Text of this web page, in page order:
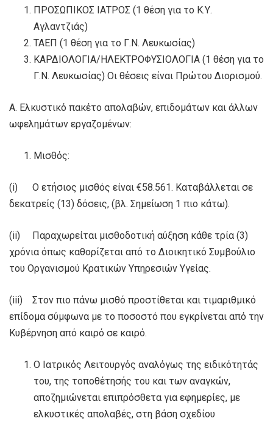
ΠΡΟΣΩΠΙΚΟΣ ΙΑΤΡΟΣ (1 θέση για το Κ.Υ.
Αγλαντζιάς)
ΤΑΕΠ (1 θέση για το Γ.Ν. Λευκωσίας)
ΚΑΡΔΙΟΛΟΓΙΑ/ΗΛΕΚΤΡΟΦΥΣΙΟΛΟΓΙΑ (1 θέση για το
Γ.Ν. Λευκωσίας) Οι θέσεις είναι Πρώτου Διορισμού.
Α. Ελκυστικό πακέτο απολαβών, επιδομάτων και άλλων
ωφελημάτων εργαζομένων:
Μισθός:
(i) Ο ετήσιος μισθός είναι €58.561. Καταβάλλεται σε
δεκατρείς (13) δόσεις, (βλ. Σημείωση 1 πιο κάτω).
(ii) Παραχωρείται μισθοδοτική αύξηση κάθε τρία (3)
χρόνια όπως καθορίζεται από το Διοικητικό Συμβούλιο
του Οργανισμού Κρατικών Υπηρεσιών Υγείας.
(iii) Στον πιο πάνω μισθό προστίθεται και τιμαριθμικό
επίδομα σύμφωνα με το ποσοστό που εγκρίνεται από την
Κυβέρνηση από καιρό σε καιρό.
Ο Ιατρικός Λειτουργός αναλόγως της ειδικότητάς
του, της τοποθέτησής του και των αναγκών,
αποζημιώνεται επιπρόσθετα για εφημερίες, με
ελκυστικές απολαβές, στη βάση σχεδίου